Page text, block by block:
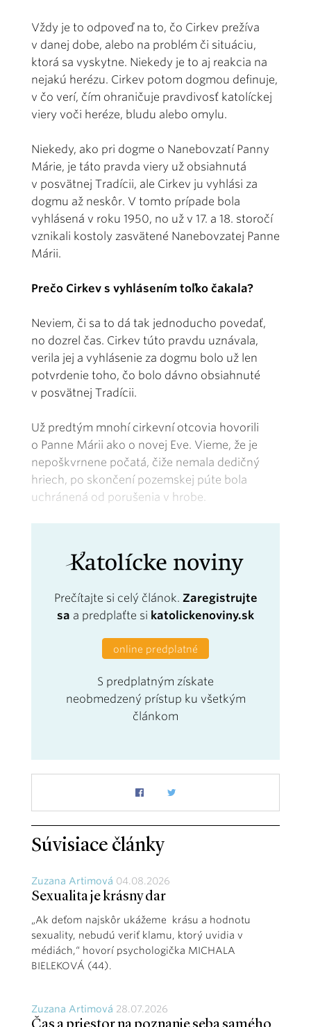
Vždy je to odpoveď na to, čo Cirkev prežíva
v danej dobe, alebo na problém či situáciu,
ktorá sa vyskytne. Niekedy je to aj reakcia na
nejakú herézu. Cirkev potom dogmou definuje,
v čo verí, čím ohraničuje pravdivosť katolíckej
viery voči heréze, bludu alebo omylu.
Niekedy, ako pri dogme o Nanebovzatí Panny
Márie, je táto pravda viery už obsiahnutá
v posvätnej Tradícii, ale Cirkev ju vyhlási za
dogmu až neskôr. V tomto prípade bola
vyhlásená v roku 1950, no už v 17. a 18. storočí
vznikali kostoly zasvätené Nanebovzatej Panne
Márii.
Prečo Cirkev s vyhlásením toľko čakala?
Neviem, či sa to dá tak jednoducho povedať,
no dozrel čas. Cirkev túto pravdu uznávala,
verila jej a vyhlásenie za dogmu bolo už len
potvrdenie toho, čo bolo dávno obsiahnuté
v posvätnej Tradícii.
Už predtým mnohí cirkevní otcovia hovorili
o Panne Márii ako o novej Eve. Vieme, že je
nepoškvrnene počatá, čiže nemala dedičný
hriech, po skončení pozemskej púte bola
uchránená od porušenia v hrobe.
Prečítajte si celý článok. Zaregistrujte
sa a predplaťte si katolickenoviny.sk
online predplatné
S predplatným získate
neobmedzený prístup ku všetkým
článkom
Súvisiace články
Zuzana Artimová 04.08.2026
Sexualita je krásny dar
„Ak deťom najskôr ukážeme krásu a hodnotu
sexuality, nebudú veriť klamu, ktorý uvidia v
médiách,“ hovorí psychologička MICHALA
BIELEKOVÁ (44).
Zuzana Artimová 28.07.2026